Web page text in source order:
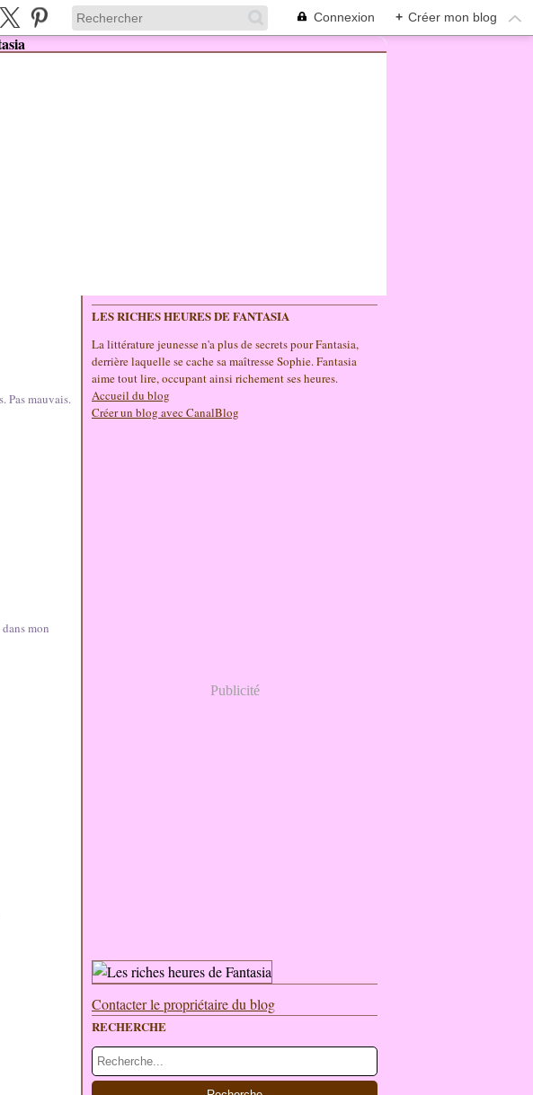
Connexion + Créer mon blog
Pas mauvais.
mon
LES RICHES HEURES DE FANTASIA
La littérature jeunesse n'a plus de secrets pour Fantasia,
derrière laquelle se cache sa maîtresse Sophie. Fantasia
aime tout lire, occupant ainsi richement ses heures.
Accueil du blog
Créer un blog avec CanalBlog
Publicité
Contacter le propriétaire du blog
RECHERCHE